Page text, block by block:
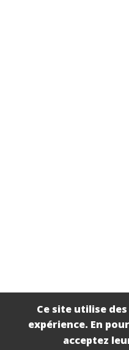
Ce site utilise
expérience. En
acceptez